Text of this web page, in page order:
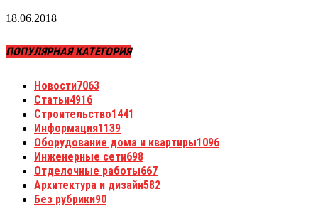
18.06.2018
ПОПУЛЯРНАЯ КАТЕГОРИЯ
Новости7063
Статьи4916
Строительство1441
Информация1139
Оборудование дома и квартиры1096
Инженерные сети698
Отделочные работы667
Архитектура и дизайн582
Без рубрики90